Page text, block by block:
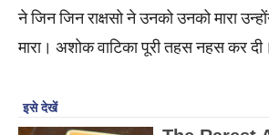
ने जिन जिन राक्षसो ने उनको उनको मारा
मारा। अशोक वाटिका पूरी तहस नहस कर दी।